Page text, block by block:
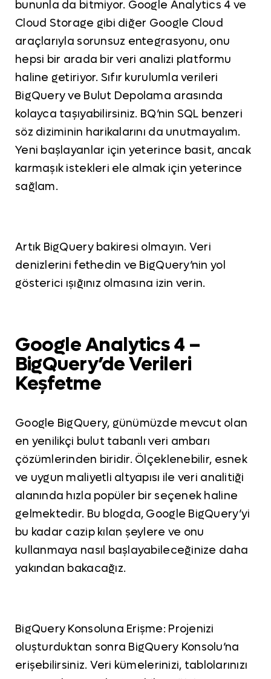
bununla da bitmiyor. Google Analytics 4 ve
Cloud Storage gibi diğer Google Cloud
araçlarıyla sorunsuz entegrasyonu, onu
hepsi bir arada bir veri analizi platformu
haline getiriyor. Sıfır kurulumla verileri
BigQuery ve Bulut Depolama arasında
kolayca taşıyabilirsiniz. BQ’nin SQL benzeri
söz diziminin harikalarını da unutmayalım.
Yeni başlayanlar için yeterince basit, ancak
karmaşık istekleri ele almak için yeterince
sağlam.
Artık BigQuery bakiresi olmayın. Veri
denizlerini fethedin ve BigQuery’nin yol
gösterici ışığınız olmasına izin verin.
Google Analytics 4 –
BigQuery’de Verileri
Keşfetme
Google BigQuery, günümüzde mevcut olan
en yenilikçi bulut tabanlı veri ambarı
çözümlerinden biridir. Ölçeklenebilir, esnek
ve uygun maliyetli altyapısı ile veri analitiği
alanında hızla popüler bir seçenek haline
gelmektedir. Bu blogda, Google BigQuery’yi
bu kadar cazip kılan şeylere ve onu
kullanmaya nasıl başlayabileceğinize daha
yakından bakacağız.
BigQuery Konsoluna Erişme: Projenizi
oluşturduktan sonra BigQuery Konsolu’na
erişebilirsiniz. Veri kümelerinizi, tablolarınızı